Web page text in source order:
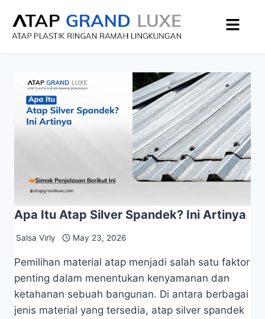
Apa Itu Atap Silver Spandek? Ini Artinya
Salsa Virly May 23, 2026
Pemilihan material atap menjadi salah satu faktor
penting dalam menentukan kenyamanan dan
ketahanan sebuah bangunan. Di antara berbagai
jenis material yang tersedia, atap silver spandek